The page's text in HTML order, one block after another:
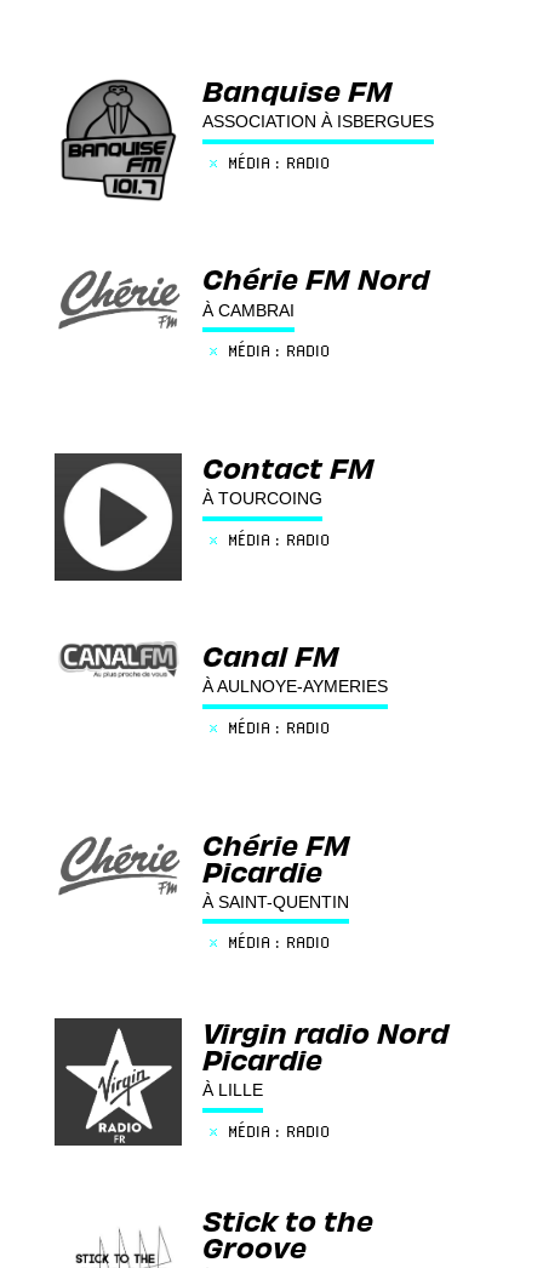
Banquise FM
ASSOCIATION À ISBERGUES
× MÉDIA : RADIO
Chérie FM Nord
À CAMBRAI
× MÉDIA : RADIO
Contact FM
À TOURCOING
× MÉDIA : RADIO
Canal FM
À AULNOYE-AYMERIES
× MÉDIA : RADIO
Chérie FM
Picardie
À SAINT-QUENTIN
× MÉDIA : RADIO
Virgin radio Nord
Picardie
À LILLE
× MÉDIA : RADIO
Stick to the
Groove